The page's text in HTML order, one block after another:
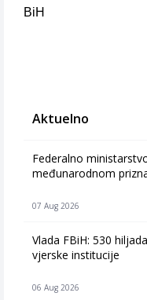
BiH
Aktuelno
Federalno
međunarodnom
07 Aug 2026
Vlada FBiH: 530
vjerske institucije
06 Aug 2026